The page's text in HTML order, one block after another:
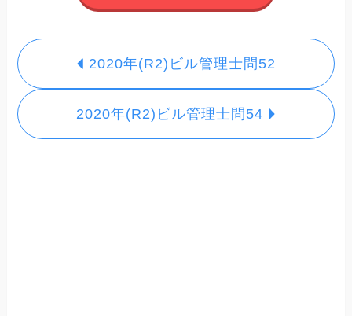
2020年(R2)ビル管理士問52
2020年(R2)ビル管理士問54